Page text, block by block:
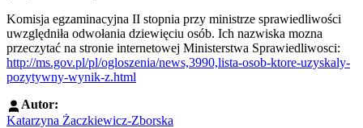
Komisja egzaminacyjna II stopnia przy ministrze sprawiedliwości
uwzględniła odwołania dziewięciu osób. Ich nazwiska mozna
przeczytać na stronie internetowej Ministerstwa Sprawiedliwosci:
http://ms.gov.pl/pl/ogloszenia/news,3990,lista-osob-ktore-uzyskaly-
pozytywny-wynik-z.html
Autor:
Katarzyna Żaczkiewicz-Zborska